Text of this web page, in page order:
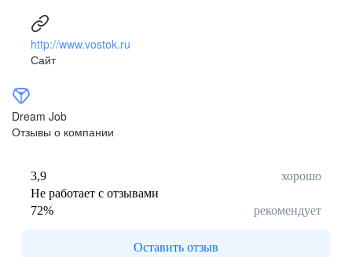
http://www.vostok.ru
Сайт
Dream Job
Отзывы о компании
3,9
хорошо
Не работает с отзывами
72% рекомендует
Оставить отзыв